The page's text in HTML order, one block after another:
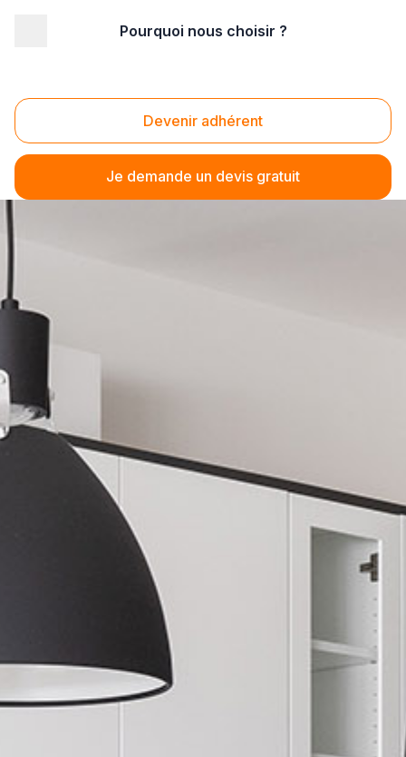
Pourquoi nous choisir ?
Devenir adhérent
Je demande un devis gratuit